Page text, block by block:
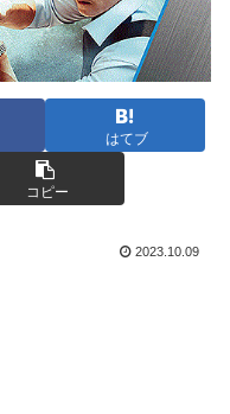
はてブ
コピー
2023.10.09